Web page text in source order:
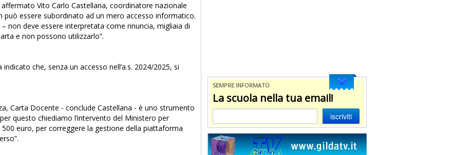
Vito Carlo Castellana, coordinatore nazionale
può essere subordinato ad un mero accesso informatico.
– non deve essere interpretata come rinuncia, migliaia di
e non possono utilizzarlo”.
che, senza un accesso nell’a.s. 2024/2025, si
Carta Docente - conclude Castellana - è uno strumento
questo chiediamo l’intervento del Ministero per
euro, per correggere la gestione della piattaforma
SEMPRE INFORMATO
La scuola nella tua email!
iscriviti